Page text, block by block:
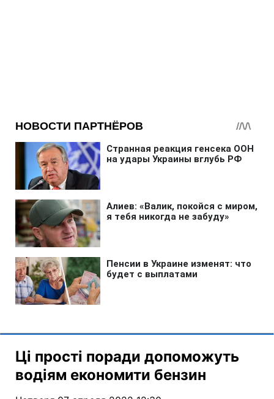
Ці прості поради допоможуть
водіям економити бензин